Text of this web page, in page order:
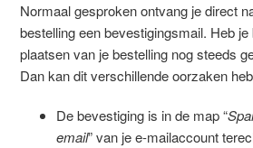
Normaal gesproken ontvang je direct
bestelling een bevestigingsmail. Heb
plaatsen van je bestelling nog steeds
Dan kan dit verschillende oorzaken
De bevestiging is in de map “
email” van je e-mailaccount